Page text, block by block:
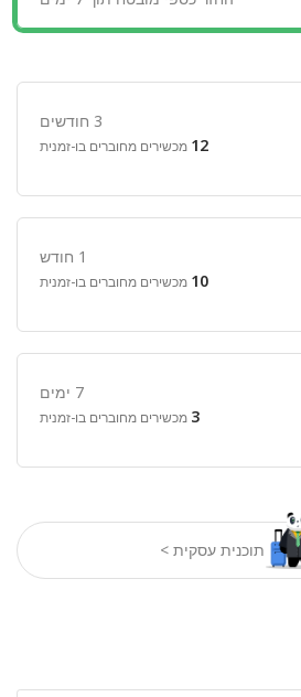
תוכנית עסקית >
3 חודשים
12 מכשירים מחוברים בו-זמנית
1 חודש
10 מכשירים מחוברים בו-זמנית
7 ימים
3 מכשירים מחוברים בו-זמנית